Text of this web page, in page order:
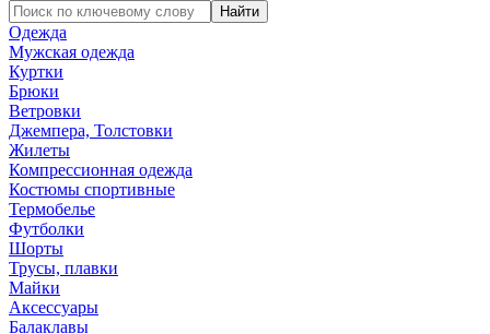
Найти
Одежда
Мужская одежда
Куртки
Брюки
Ветровки
Джемпера, Толстовки
Жилеты
Компрессионная одежда
Костюмы спортивные
Термобелье
Футболки
Шорты
Трусы, плавки
Майки
Аксессуары
Балаклавы